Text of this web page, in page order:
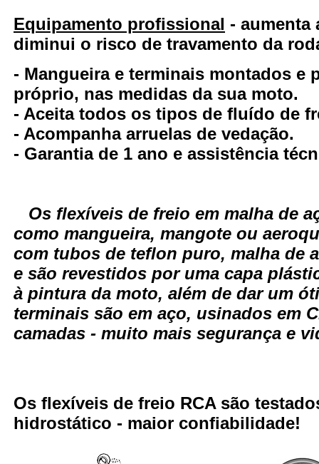
Equipamento profissional - aumenta
diminui o risco de travamento da
- Mangueira e terminais montados e
próprio, nas medidas da sua moto.
- Aceita todos os tipos de fluído de
- Acompanha arruelas de vedação.
- Garantia de 1 ano e assistência
Os flexíveis de freio em malha de
como mangueira, mangote ou
com tubos de teflon puro, malha de
e são revestidos por uma capa
à pintura da moto, além de dar um
terminais são em aço, usinados em
camadas - muito mais segurança e
Os flexíveis de freio RCA são
hidrostático - maior confiabilidade!